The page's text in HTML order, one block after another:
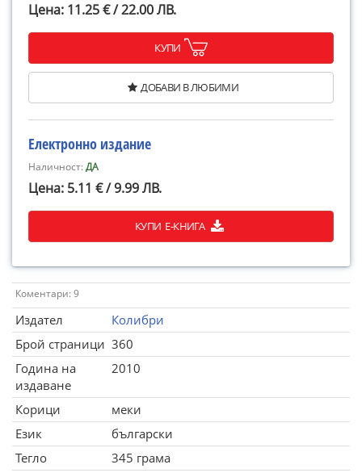
Цена: 11.25 € / 22.00 ЛВ.
КУПИ
ДОБАВИ В ЛЮБИМИ
Електронно издание
Наличност:ДА
Цена: 5.11 € / 9.99 ЛВ.
КУПИ Е-КНИГА
Коментари: 9
Издател
Колибри
Брой страници 360
Година на
издаване
2010
Корици
меки
Език
български
Тегло
345 грама